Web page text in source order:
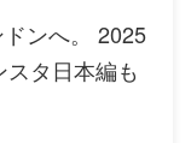
ンへ。 2025
タ日本編も